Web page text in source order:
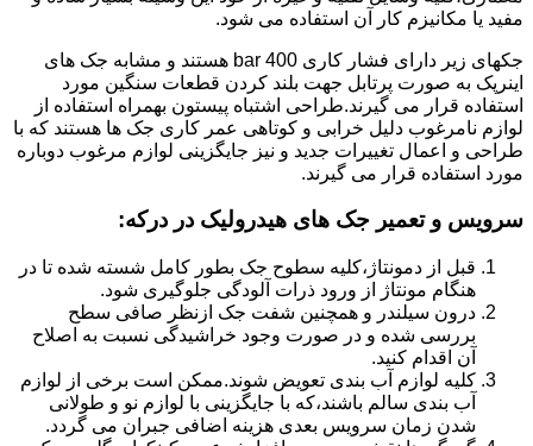
مفید یا مکانیزم کار آن استفاده می شود.
جکهای زیر دارای فشار کاری 400 bar هستند و مشابه جک های
اینرپک به صورت پرتابل جهت بلند کردن قطعات سنگین مورد
استفاده قرار می گیرند.طراحی اشتباه پیستون بهمراه استفاده از
لوازم نامرغوب دلیل خرابی و کوتاهی عمر کاری جک ها هستند که با
طراحی و اعمال تغییرات جدید و نیز جایگزینی لوازم مرغوب دوباره
مورد استفاده قرار می گیرند.
سرویس و تعمیر جک های هیدرولیک در درکه:
قبل از دمونتاژ،کلیه سطوح جک بطور کامل شسته شده تا در
هنگام مونتاژ از ورود ذرات آلودگی جلوگیری شود.
درون سیلندر و همچنین شفت جک ازنظر صافی سطح
بررسی شده و در صورت وجود خراشیدگی نسبت به اصلاح
آن اقدام کنید.
کلیه لوازم آب بندی تعویض شوند.ممکن است برخی از لوازم
آب بندی سالم باشند،که با جایگزینی با لوازم نو و طولانی
شدن زمان سرویس بعدی هزینه اضافی جبران می گردد.